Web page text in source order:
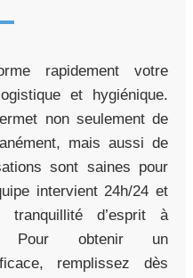
rapidement votre
et hygiénique.
non seulement de
mais aussi de
sont saines pour
intervient 24h/24 et
d’esprit à
Pour obtenir un
remplissez dès